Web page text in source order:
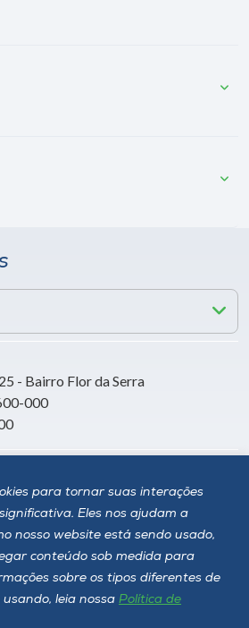
para tornar suas interações
Eles nos ajudam a
nosso website está sendo usado,
conteúdo sob medida para
sobre os tipos diferentes de
leia nossa Política de
- Bairro Flor da Serra
000